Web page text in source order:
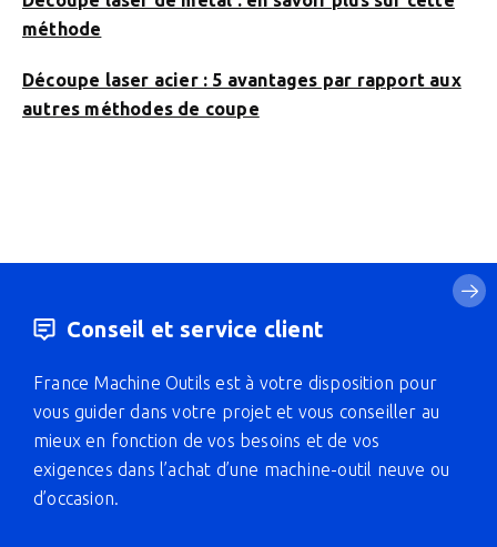
méthode
Découpe laser acier : 5 avantages par rapport aux
autres méthodes de coupe
Conseil et service client
France Machine Outils est à votre disposition pour
vous guider dans votre projet et vous conseiller au
mieux en fonction de vos besoins et de vos
exigences dans l’achat d’une machine-outil neuve ou
d’occasion.